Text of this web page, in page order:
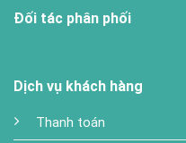
Đối tác phân phối
Dịch vụ khách hàng
Thanh toán